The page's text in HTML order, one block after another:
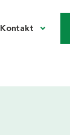
Kontakt